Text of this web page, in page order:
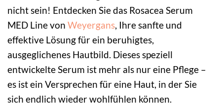
nicht sein! Entdecken Sie das Rosacea Serum
MED Line von Weyergans , Ihre sanfte und
effektive Lösung für ein beruhigtes,
ausgeglichenes Hautbild. Dieses speziell
entwickelte Serum ist mehr als nur eine Pflege –
es ist ein Versprechen für eine Haut, in der Sie
sich endlich wieder wohlfühlen können.